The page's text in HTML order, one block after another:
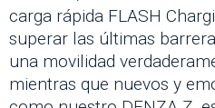
carga rápida FLASH
superar las últimas
una movilidad
mientras que nuevos y